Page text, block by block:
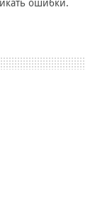
ошибки.